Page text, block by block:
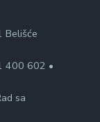
Belišće
400 602 •
sa